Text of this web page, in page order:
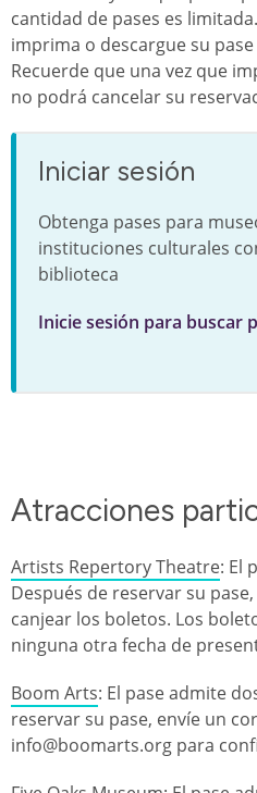
cantidad de pases es
imprima o descargue su
Recuerde que una vez que
no podrá cancelar su
Iniciar sesión
Obtenga pases para
instituciones culturales
biblioteca
Inicie sesión para buscar
Atracciones
Artists Repertory Theatre: El
Después de reservar su
canjear los boletos. Los
ninguna otra fecha de
Boom Arts: El pase admite
reservar su pase, envíe un
info@boomarts.org para